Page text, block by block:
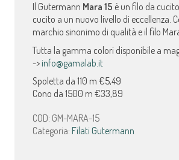
Il Gutermann Mara 15 è un filo da
cucito a un nuovo livello di eccellenza.
marchio sinonimo di qualità e il filo
Tutta la gamma colori disponibile a
-> info@gamalab.it
Spoletta da 110 m €5,49
Cono da 1500 m €33,89
COD: GM-MARA-15
Categoria: Filati Gutermann